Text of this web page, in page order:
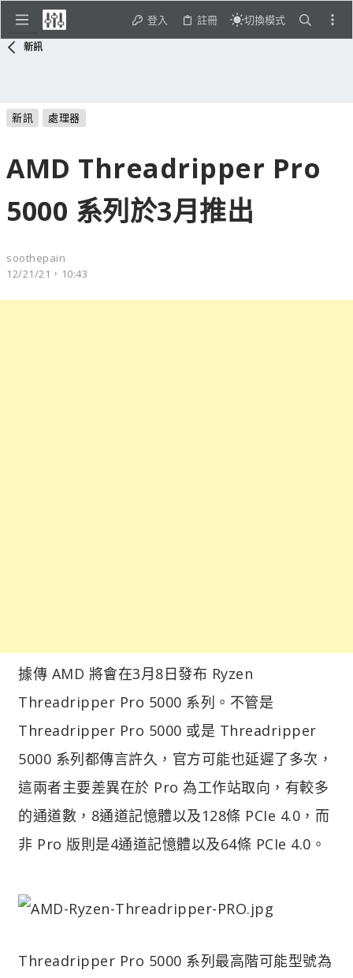
登入 註冊 切換模式
新訊
新訊 處理器
AMD Threadripper Pro
5000 系列於3月推出
soothepain
12/21/21，10:43
據傳 AMD 將會在3月8日發布 Ryzen
Threadripper Pro 5000 系列。不管是
Threadripper Pro 5000 或是 Threadripper
5000 系列都傳言許久，官方可能也延遲了多次，
這兩者主要差異在於 Pro 為工作站取向，有較多
的通道數，8通道記憶體以及128條 PCIe 4.0，而
非 Pro 版則是4通道記憶體以及64條 PCIe 4.0。
Threadripper Pro 5000 系列最高階可能型號為